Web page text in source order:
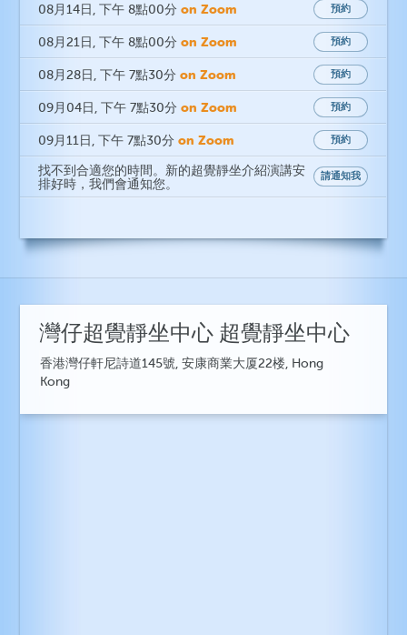
08月14日 , 下午 8點00分 on Zoom 預約
08月21日 , 下午 8點00分 on Zoom 預約
08月28日 , 下午 7點30分 on Zoom 預約
09月04日 , 下午 7點30分 on Zoom 預約
09月11日 , 下午 7點30分 on Zoom 預約
找不到合適您的時間。新的超覺靜坐介紹演講安
排好時，我們會通知您。
請通知我
灣仔超覺靜坐中心 超覺靜坐中心
香港灣仔軒尼詩道145號, 安康商業大厦22楼, Hong
Kong